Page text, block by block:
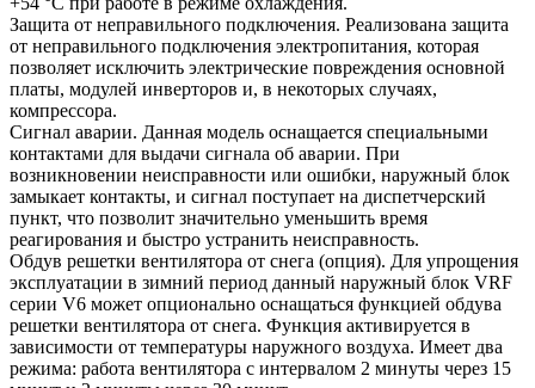
Защита от неправильного подключения. Реализована защита
от неправильного подключения электропитания, которая
позволяет исключить электрические повреждения основной
платы, модулей инверторов и, в некоторых случаях,
компрессора.
Сигнал аварии. Данная модель оснащается специальными
контактами для выдачи сигнала об аварии. При
возникновении неисправности или ошибки, наружный блок
замыкает контакты, и сигнал поступает на диспетчерский
пункт, что позволит значительно уменьшить время
реагирования и быстро устранить неисправность.
Обдув решетки вентилятора от снега (опция). Для упрощения
эксплуатации в зимний период данный наружный блок VRF
серии V6 может опционально оснащаться функцией обдува
решетки вентилятора от снега. Функция активируется в
зависимости от температуры наружного воздуха. Имеет два
режима: работа вентилятора с интервалом 2 минуты через 15